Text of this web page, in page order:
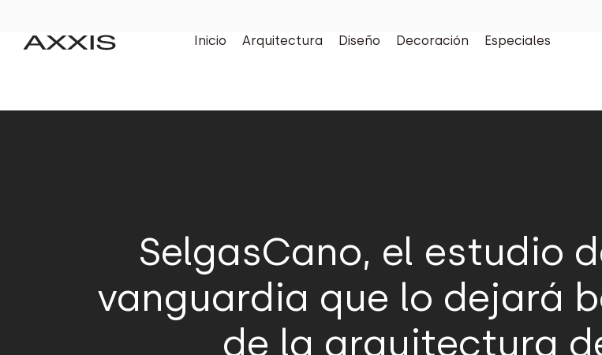
Inicio Arquitectura Diseño Decoración Especiales
SelgasCano, el estudio
vanguardia que lo dejará
de la arquitectura